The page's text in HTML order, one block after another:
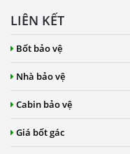
LIÊN KẾT
Bốt bảo vệ
Nhà bảo vệ
Cabin bảo vệ
Giá bốt gác